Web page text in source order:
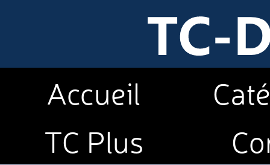
Accueil
TC Plus